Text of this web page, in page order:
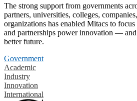
The strong support from governments
partners, universities, colleges,
organizations has enabled Mitacs to
and partnerships power innovation —
better future.
Government
Academic
Industry
Innovation
International